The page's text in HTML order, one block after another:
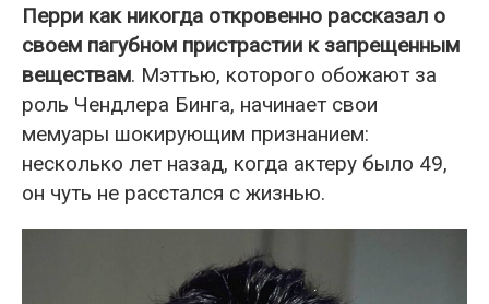
Перри как никогда откровенно рассказал о
своем пагубном пристрастии к запрещенным
веществам. Мэттью, которого обожают за
роль Чендлера Бинга, начинает свои
мемуары шокирующим признанием:
несколько лет назад, когда актеру было 49,
он чуть не расстался с жизнью.